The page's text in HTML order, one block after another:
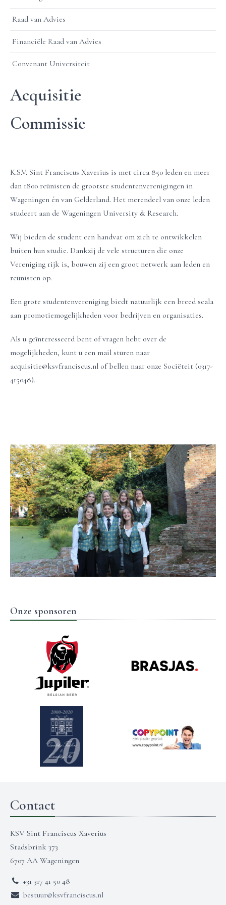
Raad van Advies
Financiële Raad van Advies
Convenant Universiteit
Acquisitie
Commissie
K.S.V. Sint Franciscus Xaverius is met circa 850 leden en meer
dan 1800 reünisten de grootste studentenverenigingen in
Wageningen én van Gelderland. Het merendeel van onze leden
studeert aan de Wageningen University & Research.
Wij bieden de student een handvat om zich te ontwikkelen
buiten hun studie. Dankzij de vele structuren die onze
Vereniging rijk is, bouwen zij een groot netwerk aan leden en
reünisten op.
Een grote studentenvereniging biedt natuurlijk een breed scala
aan promotiemogelijkheden voor bedrijven en organisaties.
Als u geïnteresseerd bent of vragen hebt over de
mogelijkheden, kunt u een mail sturen naar
acquisitie@ksvfranciscus.nl of bellen naar onze Sociëteit (0317-
415048).
Onze sponsoren
Contact
KSV Sint Franciscus Xaverius
Stadsbrink 373
6707 AA Wageningen
+31 317 41 50 48
bestuur@ksvfranciscus.nl